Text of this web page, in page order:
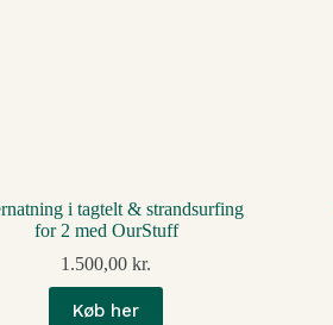
i tagtelt & strandsurfing
for 2 med OurStuff
1.500,00kr.
Køb her